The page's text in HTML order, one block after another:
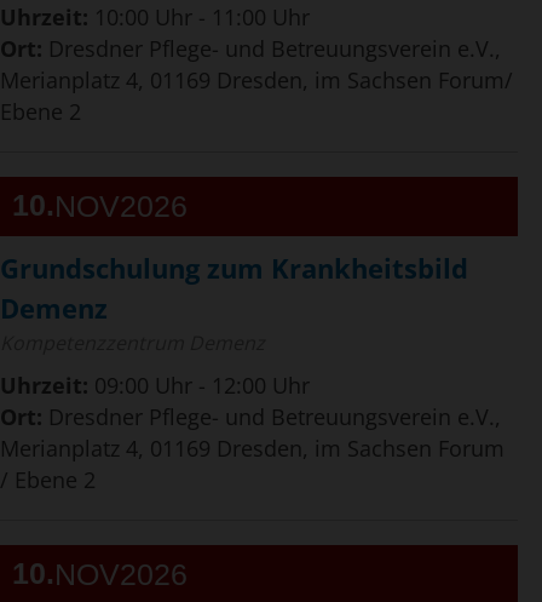
Uhrzeit: 10:00 Uhr - 11:00 Uhr
Ort: Dresdner Pflege- und Betreuungsverein e.V.,
Merianplatz 4, 01169 Dresden, im Sachsen Forum/
Ebene 2
10 NOV2026
Grundschulung zum Krankheitsbild
Demenz
Uhrzeit: 09:00 Uhr - 12:00 Uhr
Ort: Dresdner Pflege- und Betreuungsverein e.V.,
Merianplatz 4, 01169 Dresden, im Sachsen Forum
/ Ebene 2
10 NOV2026